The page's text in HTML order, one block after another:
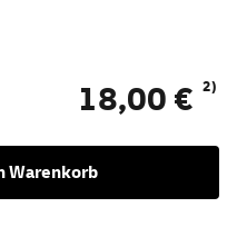
18,00 € 2)
Warenkorb